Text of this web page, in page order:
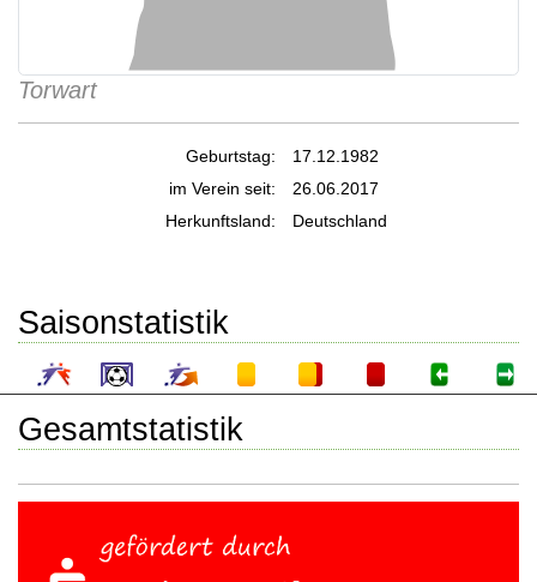
Torwart
Geburtstag:
17.12.1982
im Verein seit:
26.06.2017
Herkunftsland:
Deutschland
Saisonstatistik
Gesamtstatistik